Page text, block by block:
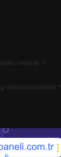
nelerdir ?
kimyasal kullanılır ?